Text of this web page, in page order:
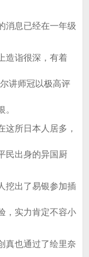
息已经在一年级
诣很深，有着
讲师冠以极高评
所日本人居多，
民出身的异国厨
出了易银参加插
，实力肯定不容小
也通过了绘里奈